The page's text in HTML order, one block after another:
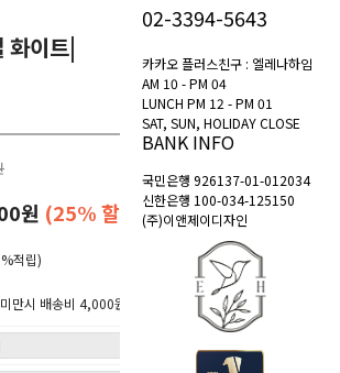
02-3394-5643
카카오 플러스친구 : 엘레나하임
AM 10 - PM 04
LUNCH PM 12 - PM 01
SAT, SUN, HOLIDAY CLOSE
BANK INFO
국민은행 926137-01-012034
신한은행 100-034-125150
(주)이앤제이디자인
화이트|
원 (25% 할인)
적립)
만시 배송비 4,000원 (산간지역 3,000원 추가)